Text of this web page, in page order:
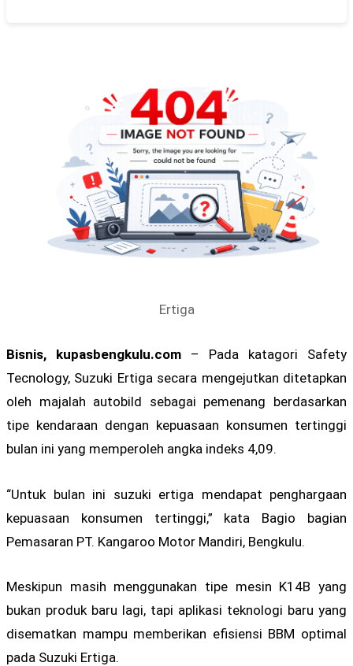
Ertiga
Bisnis, kupasbengkulu.com – Pada katagori Safety
Tecnology, Suzuki Ertiga secara mengejutkan ditetapkan
oleh majalah autobild sebagai pemenang berdasarkan
tipe kendaraan dengan kepuasaan konsumen tertinggi
bulan ini yang memperoleh angka indeks 4,09.
“Untuk bulan ini suzuki ertiga mendapat penghargaan
kepuasaan konsumen tertinggi,” kata Bagio bagian
Pemasaran PT. Kangaroo Motor Mandiri, Bengkulu.
Meskipun masih menggunakan tipe mesin K14B yang
bukan produk baru lagi, tapi aplikasi teknologi baru yang
disematkan mampu memberikan efisiensi BBM optimal
pada Suzuki Ertiga.